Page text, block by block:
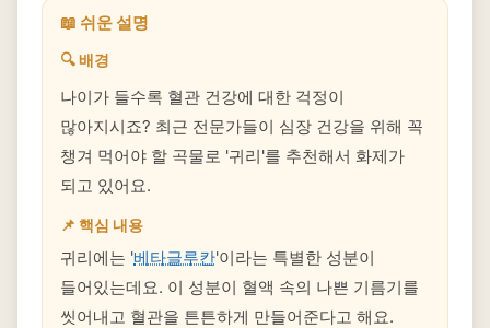
📖 쉬운 설명
🔍 배경
나이가 들수록 혈관 건강에 대한 걱정이
많아지시죠? 최근 전문가들이 심장 건강을 위해 꼭
챙겨 먹어야 할 곡물로 '귀리'를 추천해서 화제가
되고 있어요.
📌 핵심 내용
귀리에는 '베타글루칸'이라는 특별한 성분이
들어있는데요. 이 성분이 혈액 속의 나쁜 기름기를
씻어내고 혈관을 튼튼하게 만들어준다고 해요.